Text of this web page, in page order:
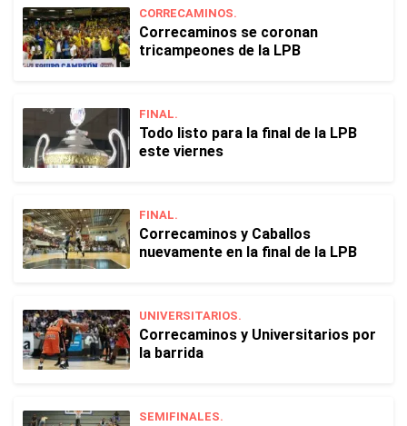
CORRECAMINOS.
Correcaminos se coronan
tricampeones de la LPB
FINAL.
Todo listo para la final de la LPB
este viernes
FINAL.
Correcaminos y Caballos
nuevamente en la final de la LPB
UNIVERSITARIOS.
Correcaminos y Universitarios por
la barrida
SEMIFINALES.